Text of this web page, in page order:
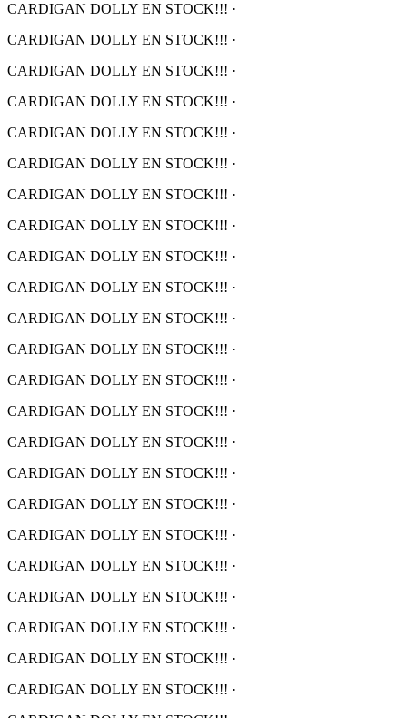
CARDIGAN DOLLY EN STOCK!!! ·
CARDIGAN DOLLY EN STOCK!!! ·
CARDIGAN DOLLY EN STOCK!!! ·
CARDIGAN DOLLY EN STOCK!!! ·
CARDIGAN DOLLY EN STOCK!!! ·
CARDIGAN DOLLY EN STOCK!!! ·
CARDIGAN DOLLY EN STOCK!!! ·
CARDIGAN DOLLY EN STOCK!!! ·
CARDIGAN DOLLY EN STOCK!!! ·
CARDIGAN DOLLY EN STOCK!!! ·
CARDIGAN DOLLY EN STOCK!!! ·
CARDIGAN DOLLY EN STOCK!!! ·
CARDIGAN DOLLY EN STOCK!!! ·
CARDIGAN DOLLY EN STOCK!!! ·
CARDIGAN DOLLY EN STOCK!!! ·
CARDIGAN DOLLY EN STOCK!!! ·
CARDIGAN DOLLY EN STOCK!!! ·
CARDIGAN DOLLY EN STOCK!!! ·
CARDIGAN DOLLY EN STOCK!!! ·
CARDIGAN DOLLY EN STOCK!!! ·
CARDIGAN DOLLY EN STOCK!!! ·
CARDIGAN DOLLY EN STOCK!!! ·
CARDIGAN DOLLY EN STOCK!!! ·